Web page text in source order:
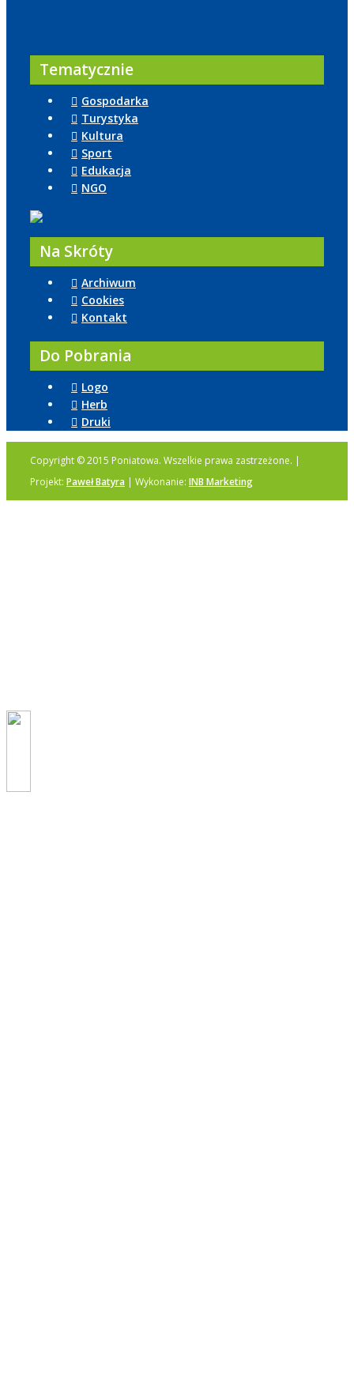
Tematycznie
Gospodarka
Turystyka
Kultura
Sport
Edukacja
NGO
Na Skróty
Archiwum
Cookies
Kontakt
Do Pobrania
Logo
Herb
Druki
Copyright © 2015 Poniatowa. Wszelkie prawa zastrzeżone. |
Projekt: Paweł Batyra | Wykonanie: INB Marketing